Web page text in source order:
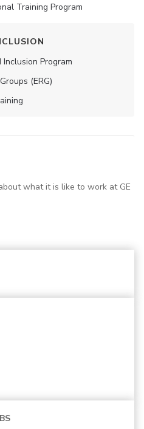
Training Program
Inclusion Program
(ERG)
what it is like to work at GE